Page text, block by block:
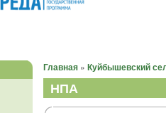
Главная» Куйбышевский
НПА